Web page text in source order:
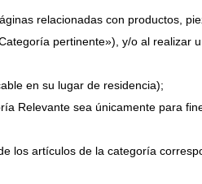
relacionadas con productos,
pertinente»), y/o al realizar
en su lugar de residencia);
Relevante sea únicamente para
los artículos de la categoría